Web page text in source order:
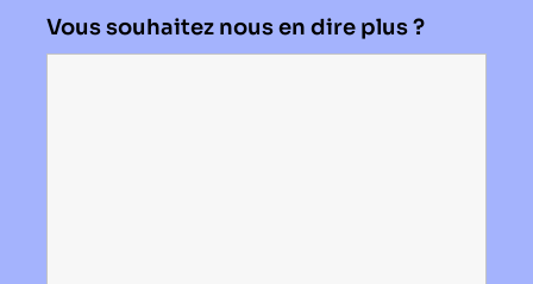
Vous souhaitez nous en dire plus ?